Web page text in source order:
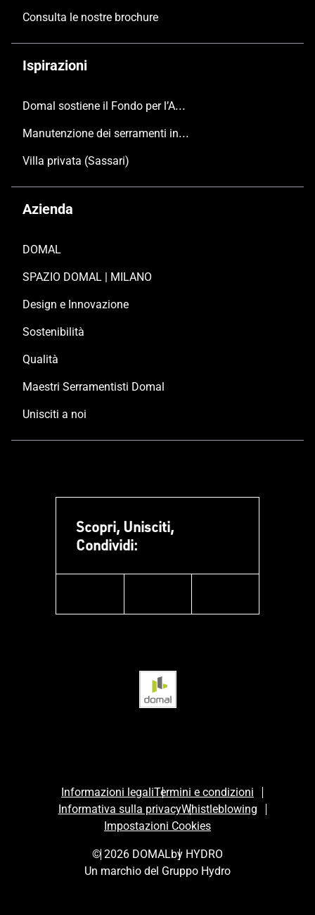
Consulta le nostre brochure
Ispirazioni
Domal sostiene il Fondo per l’Ambiente Italiano anche per le Giornate FAI di Primavera 2024
Manutenzione dei serramenti in alluminio
Villa privata (Sassari)
Azienda
DOMAL
SPAZIO DOMAL | MILANO
Design e Innovazione
Sostenibilità
Qualità
Maestri Serramentisti Domal
Unisciti a noi
Scopri, Unisciti,
Condividi:
Informazioni legaliTermini e condizioni
Informativa sulla privacyWhistleblowing
Impostazioni Cookies
© 2026 DOMALby HYDRO
Un marchio del Gruppo Hydro